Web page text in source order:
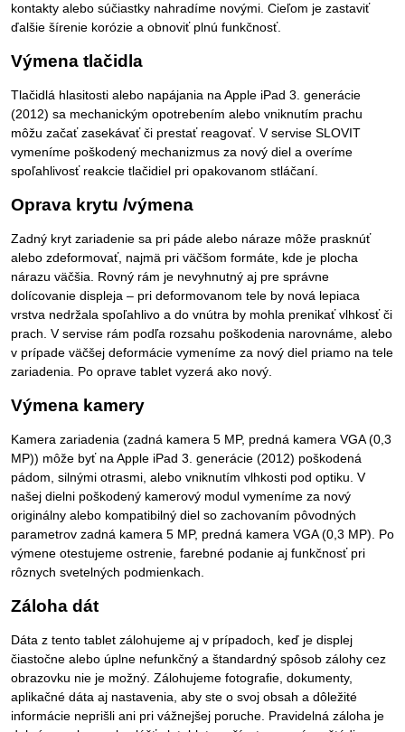
kontakty alebo súčiastky nahradíme novými. Cieľom je zastaviť
ďalšie šírenie korózie a obnoviť plnú funkčnosť.
Výmena tlačidla
Tlačidlá hlasitosti alebo napájania na Apple iPad 3. generácie
(2012) sa mechanickým opotrebením alebo vniknutím prachu
môžu začať zasekávať či prestať reagovať. V servise SLOVIT
vymeníme poškodený mechanizmus za nový diel a overíme
spoľahlivosť reakcie tlačidiel pri opakovanom stláčaní.
Oprava krytu /výmena
Zadný kryt zariadenie sa pri páde alebo náraze môže prasknúť
alebo zdeformovať, najmä pri väčšom formáte, kde je plocha
nárazu väčšia. Rovný rám je nevyhnutný aj pre správne
dolícovanie displeja – pri deformovanom tele by nová lepiaca
vrstva nedržala spoľahlivo a do vnútra by mohla prenikať vlhkosť či
prach. V servise rám podľa rozsahu poškodenia narovnáme, alebo
v prípade väčšej deformácie vymeníme za nový diel priamo na tele
zariadenia. Po oprave tablet vyzerá ako nový.
Výmena kamery
Kamera zariadenia (zadná kamera 5 MP, predná kamera VGA (0,3
MP)) môže byť na Apple iPad 3. generácie (2012) poškodená
pádom, silnými otrasmi, alebo vniknutím vlhkosti pod optiku. V
našej dielni poškodený kamerový modul vymeníme za nový
originálny alebo kompatibilný diel so zachovaním pôvodných
parametrov zadná kamera 5 MP, predná kamera VGA (0,3 MP). Po
výmene otestujeme ostrenie, farebné podanie aj funkčnosť pri
rôznych svetelných podmienkach.
Záloha dát
Dáta z tento tablet zálohujeme aj v prípadoch, keď je displej
čiastočne alebo úplne nefunkčný a štandardný spôsob zálohy cez
obrazovku nie je možný. Zálohujeme fotografie, dokumenty,
aplikačné dáta aj nastavenia, aby ste o svoj obsah a dôležité
informácie neprišli ani pri vážnejšej poruche. Pravidelná záloha je